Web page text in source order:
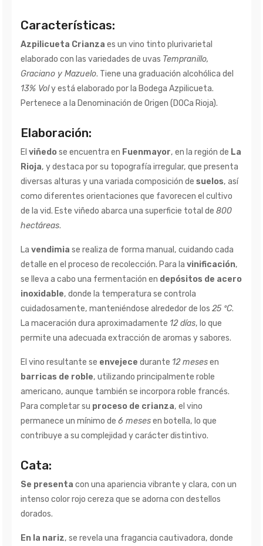
Características:
Azpilicueta Crianza es un vino tinto plurivarietal
elaborado con las variedades de uvas Tempranillo,
Graciano y Mazuelo. Tiene una graduación alcohólica del
13% Voly está elaborado por la Bodega Azpilicueta.
Pertenece a la Denominación de Origen (DOCa Rioja).
Elaboración:
El viñedose encuentra en Fuenmayor, en la región de La
Rioja, y destaca por su topografía irregular, que presenta
diversas alturas y una variada composición de suelos, así
como diferentes orientaciones que favorecen el cultivo
de la vid. Este viñedo abarca una superficie total de 800
hectáreas.
La vendimia se realiza de forma manual, cuidando cada
detalle en el proceso de recolección. Para la vinificación,
se lleva a cabo una fermentación en depósitos de acero
inoxidable, donde la temperatura se controla
cuidadosamente, manteniéndose alrededor de los 25 ºC.
La maceración dura aproximadamente 12 días, lo que
permite una adecuada extracción de aromas y sabores.
El vino resultante se envejece durante 12 mesesen
barricas de roble, utilizando principalmente roble
americano, aunque también se incorpora roble francés.
Para completar su proceso de crianza, el vino
permanece un mínimo de 6 mesesen botella, lo que
contribuye a su complejidad y carácter distintivo.
Cata:
Se presenta con una apariencia vibrante y clara, con un
intenso color rojo cereza que se adorna con destellos
dorados.
En la nariz, se revela una fragancia cautivadora, donde